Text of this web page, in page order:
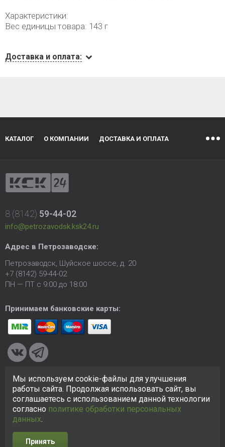
Характеристики:
Вес единицы товара: 143 г
Доставка и оплата:
КАТАЛОГ О КОМПАНИИ ДОСТАВКА И ОПЛАТА
8 (8142) 59-44-02
info@petrozavodsk.ksk24.ru
Адрес в Петрозаводске:
Петрозаводск, Шуйское шоссе, д. 20
+7 (8142) 59-44-02
ПН — ПТ с 9:00 до 18:00
Принимаем банковские карты:
© 2005-2026 ООО «КСК». Сайтhttps://petrozavodsk.ksk24.ru
создан исключительно в информационных целях и любая
информация на сайте не является публичной офертой.
Политика в отношении персональных данных
Мы используем cookie-файлы для улучшения
работы сайта. Продолжая использовать сайт, вы
соглашаетесь с использованием данной технологии
согласно политике обработки персональных
данных.
Принять